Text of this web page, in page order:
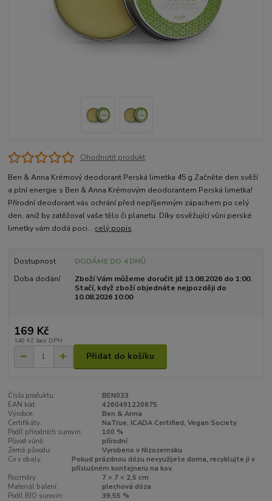
Ohodnotit produkt
Ben & Anna Krémový deodorant Perská limetka 45 g Začněte den svěží
a plní energie s Ben & Anna Krémovým deodorantem Perská limetka!
Přírodní deodorant vás ochrání před nepříjemným zápachem po celý
den, aniž by zatěžoval vaše tělo či planetu. Díky osvěžující vůni perské
limetky vám dodá poci... celý popis
Dostupnost
DODÁME DO 4 DNŮ
Doba dodání
Zboží Vám můžeme doručit již 13.08.2026 do 1:00.
Stačí, když zboží objednáte nejpozději do
10.08.2026 10:00
169 Kč
140 Kč bez DPH
Přidat do košíku
Číslo produktu:
BEN033
EAN kód:
4260491220875
Výrobce:
Ben & Anna
Certifikáty:
NaTrue, ICADA Certified, Vegan Society
Podíl přírodních surovin:
100 %
Původ vůně:
přírodní
Země původu:
Vyrobeno v Nizozemsku
Co s obaly:
Pokud prázdnou dózu nevyužijete doma, recyklujte ji v
příslušném kontejneru na kov.
Rozměry:
7 × 7 × 2,5 cm
Materiál balení:
plechová dóza
Podíl BIO surovin:
39,55 %